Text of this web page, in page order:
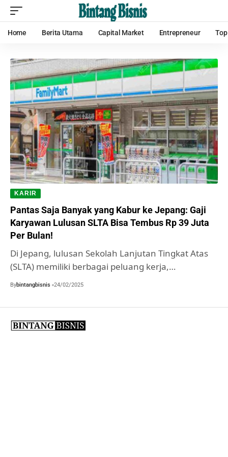
Home Berita Utama Capital Market Entrepreneur
KARIR
Pantas Saja Banyak yang Kabur ke Jepang: Gaji
Karyawan Lulusan SLTA Bisa Tembus Rp 39 Juta
Per Bulan!
Di Jepang, lulusan Sekolah Lanjutan Tingkat Atas
(SLTA) memiliki berbagai peluang kerja,…
Bybintangbisnis 24/02/2025